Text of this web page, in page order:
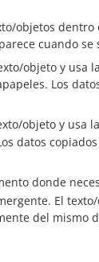
objetos
cuando
objeto y usa
Los
objeto y usa
datos
donde
El
del mismo